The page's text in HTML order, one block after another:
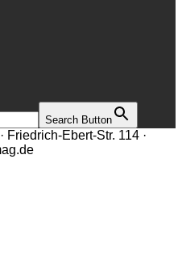
Search Button
Friedrich-Ebert-Str. 114 ·